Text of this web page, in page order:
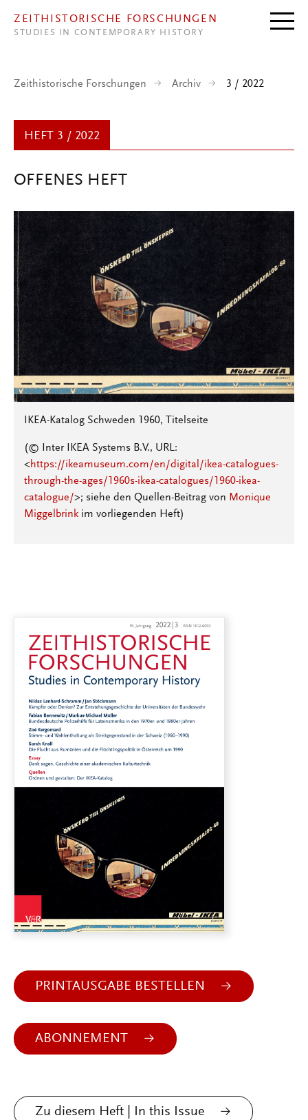
ZEITHISTORISCHE FORSCHUNGEN
STUDIES IN CONTEMPORARY HISTORY
Zeithistorische Forschungen Archiv 3 / 2022
HEFT 3 / 2022
OFFENES HEFT
IKEA-Katalog Schweden 1960, Titelseite
(© Inter IKEA Systems B.V., URL:
<https://ikeamuseum.com/en/digital/ikea-catalogues-
through-the-ages/1960s-ikea-catalogues/1960-ikea-
catalogue/>; siehe den Quellen-Beitrag von Monique
Miggelbrink im vorliegenden Heft)
PRINTAUSGABE BESTELLEN
ABONNEMENT
Zu diesem Heft | In this Issue